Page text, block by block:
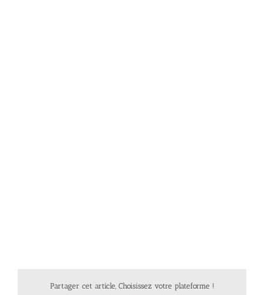
Partager cet article, Choisissez votre plateforme !